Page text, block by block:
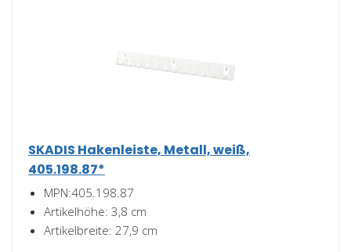
SKADIS Hakenleiste, Metall, weiß,
405.198.87*
MPN:405.198.87
Artikelhöhe: 3,8 cm
Artikelbreite: 27,9 cm